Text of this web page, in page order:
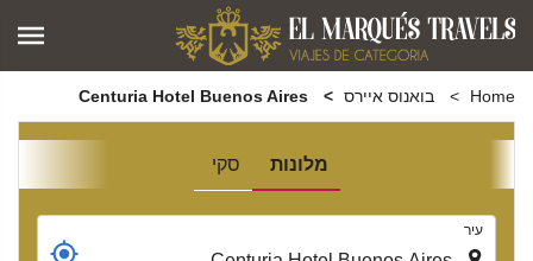
Home בואנוס איירס
מלונות סקי
עיר